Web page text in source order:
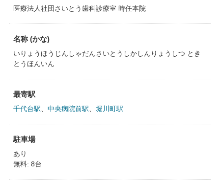
医療法人社団さいとう歯科診療室 時任本院
名称 (かな)
いりょうほうじんしゃだんさいとうしかしんりょうしつ とき
とうほんいん
最寄駅
千代台駅 中央病院前駅 堀川町駅
駐車場
あり
無料: 8台